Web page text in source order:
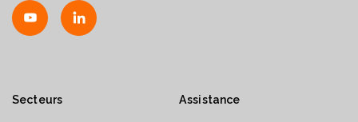
Secteurs Assistance